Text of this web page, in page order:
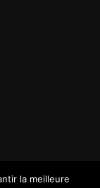
la meilleure